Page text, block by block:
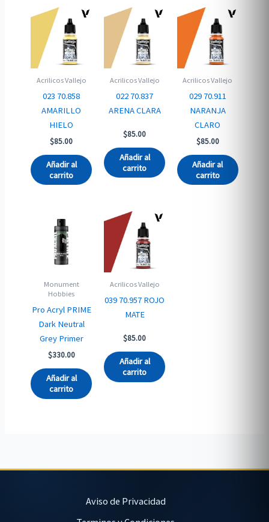
Acrilicos Vallejo
023 70.858
AMARILLO
HIELO
$85.00
Añadir al
carrito
Acrilicos Vallejo
022 70.837
ARENA CLARA
$85.00
Añadir al
carrito
Acrilicos Vallejo
029 70.911
NARANJA
CLARO
$85.00
Añadir al
carrito
Monument
Hobbies
Pro Acryl PRIME
Dark Neutral
Grey Primer
$330.00
Añadir al
carrito
Acrilicos Vallejo
039 70.957 ROJO
MATE
$85.00
Añadir al
carrito
Aviso de Privacidad